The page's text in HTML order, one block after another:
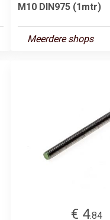
M10 DIN975 (1mtr)
Meerdere shops
€ 4.84